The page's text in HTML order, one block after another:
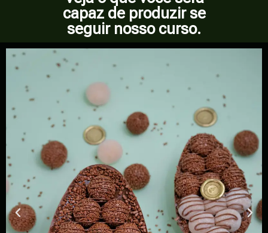
capaz de produzir se
seguir nosso curso.